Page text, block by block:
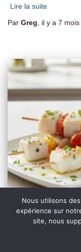
Lire la suite
Par Greg , il y a 7 mois
Brochettes
Nous utilisons
expérience sur
site, nous